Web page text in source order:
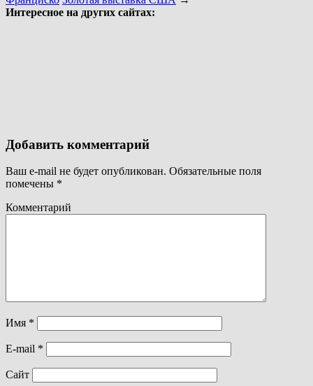
Интересное на других сайтах:
Добавить комментарий
Ваш e-mail не будет опубликован. Обязательные поля
помечены *
Комментарий
Имя *
E-mail *
Сайт